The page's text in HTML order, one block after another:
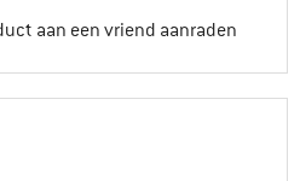
aan een vriend aanraden